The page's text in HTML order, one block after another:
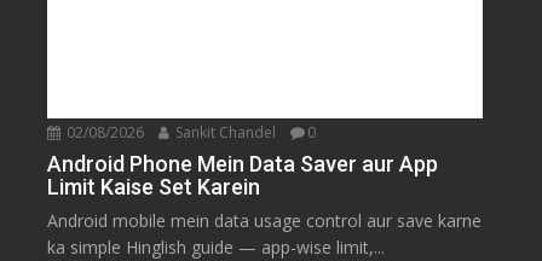
02/08/2026 Sankit Chandel 0
Android Phone Mein Data Saver aur App
Limit Kaise Set Karein
Android mobile mein data usage control aur save karne
ka simple Hinglish guide — app-wise limit,...